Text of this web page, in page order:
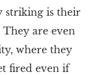
striking is their
are even
where they
fired even if